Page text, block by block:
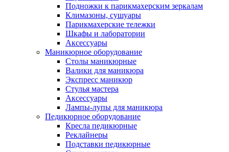
Подножки к парикмахерским зеркалам
Климазоны, сушуары
Парикмахерские тележки
Шкафы и лаборатории
Аксессуары
Маникюрное оборудование
Столы маникюрные
Валики для маникюра
Экспресс маникюр
Стулья мастера
Аксессуары
Лампы-лупы для маникюра
Педикюрное оборудование
Кресла педикюрные
Реклайнеры
Подставки педикюрные